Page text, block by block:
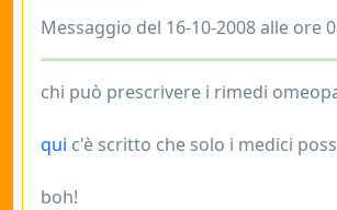
Messaggio del 16-10-2008 alle ore
chi può prescrivere i rimedi
qui c'è scritto che solo i medici
boh!